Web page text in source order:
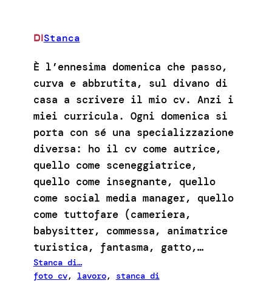
DIStanca
È l’ennesima domenica che passo,
curva e abbrutita, sul divano di
casa a scrivere il mio cv. Anzi i
miei curricula. Ogni domenica si
porta con sé una specializzazione
diversa: ho il cv come autrice,
quello come sceneggiatrice,
quello come insegnante, quello
come social media manager, quello
come tuttofare (cameriera,
babysitter, commessa, animatrice
turistica, fantasma, gatto,…
Stanca di…
foto cv, lavoro, stanca di